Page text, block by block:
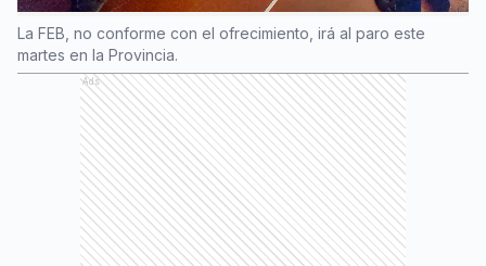
La FEB, no conforme con el ofrecimiento, irá al paro este
martes en la Provincia.
Ads